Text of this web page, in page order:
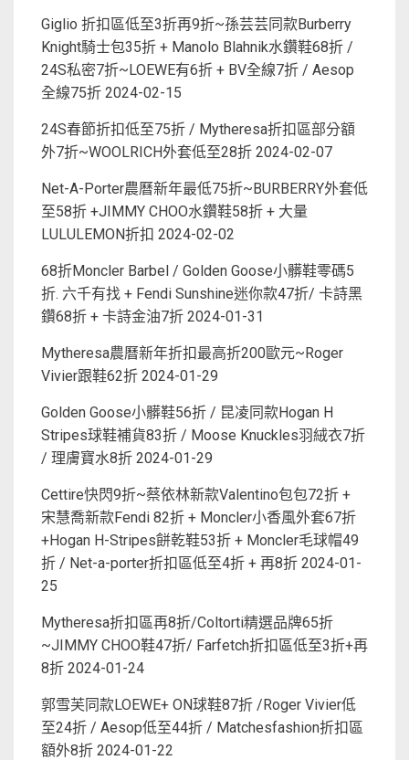
Giglio 折扣區低至3折再9折~孫芸芸同款Burberry
Knight騎士包35折 + Manolo Blahnik水鑽鞋68折 /
24S私密7折~LOEWE有6折 + BV全線7折 / Aesop
全線75折 2024-02-15
24S春節折扣低至75折 / Mytheresa折扣區部分額
外7折~WOOLRICH外套低至28折 2024-02-07
Net-A-Porter農曆新年最低75折~BURBERRY外套低
至58折 +JIMMY CHOO水鑽鞋58折 + 大量
LULULEMON折扣 2024-02-02
68折Moncler Barbel / Golden Goose小髒鞋零碼5
折. 六千有找 + Fendi Sunshine迷你款47折/ 卡詩黑
鑽68折 + 卡詩金油7折 2024-01-31
Mytheresa農曆新年折扣最高折200歐元~Roger
Vivier跟鞋62折 2024-01-29
Golden Goose小髒鞋56折 / 昆凌同款Hogan H
Stripes球鞋補貨83折 / Moose Knuckles羽絨衣7折
/ 理膚寶水8折 2024-01-29
Cettire快閃9折~蔡依林新款Valentino包包72折 +
宋慧喬新款Fendi 82折 + Moncler小香風外套67折
+Hogan H-Stripes餅乾鞋53折 + Moncler毛球帽49
折 / Net-a-porter折扣區低至4折 + 再8折 2024-01-
25
Mytheresa折扣區再8折/Coltorti精選品牌65折
~JIMMY CHOO鞋47折/ Farfetch折扣區低至3折+再
8折 2024-01-24
郭雪芙同款LOEWE+ ON球鞋87折 /Roger Vivier低
至24折 / Aesop低至44折 / Matchesfashion折扣區
額外8折 2024-01-22